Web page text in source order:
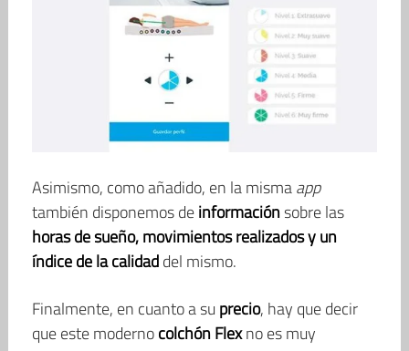
Asimismo, como añadido, en la mismaapp
también disponemos deinformaciónsobre las
horas de sueño, movimientos realizados y un
índice de la calidaddel mismo.
Finalmente, en cuanto a su precio, hay que decir
que este modernocolchón Flexno es muy